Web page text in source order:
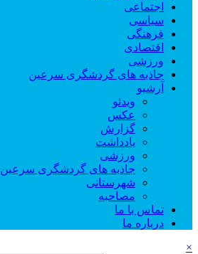
اجتماعی
سیاسی
فرهنگی
اقتصادی
ورزشی
جاذبه های گردشگری سرعین
آرشیو
ویدئو
عکس
گزارش
یادداشت
ورزشی
جاذبه های گردشگری سرعین
شهرستانی
مصاحبه
تماس با ما
درباره ما
×